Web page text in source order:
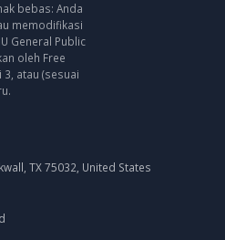
bebas: Anda
memodifikasi
General Public
oleh Free
atau (sesuai
TX 75032, United States